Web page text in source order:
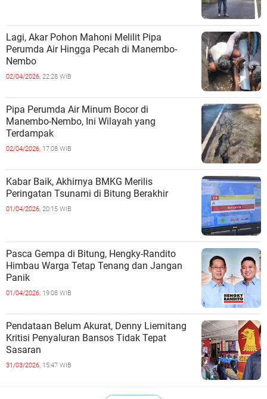
Lagi, Akar Pohon Mahoni Melilit Pipa
Perumda Air Hingga Pecah di Manembo-
Nembo
02/04/2026, 22:28 WIB
Pipa Perumda Air Minum Bocor di
Manembo-Nembo, Ini Wilayah yang
Terdampak
02/04/2026, 17:08 WIB
Kabar Baik, Akhirnya BMKG Merilis
Peringatan Tsunami di Bitung Berakhir
01/04/2026, 20:15 WIB
Pasca Gempa di Bitung, Hengky-Randito
Himbau Warga Tetap Tenang dan Jangan
Panik
01/04/2026, 19:08 WIB
Pendataan Belum Akurat, Denny Liemitang
Kritisi Penyaluran Bansos Tidak Tepat
Sasaran
31/03/2026, 15:47 WIB